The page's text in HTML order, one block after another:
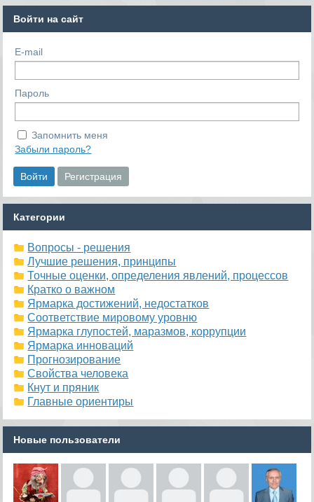
Войти на сайт
E-mail
Пароль
Запомнить меня
Забыли пароль?
Категории
Вопросы - решения
Лучшие решения, принципы
Точные оценки, определения явлений, процессов
Кратко о важном
Ярмарка достижений, недостатков
Соответствие мировому уровню
Ярмарка глупостей, маразмов, коррупции
Ярмарка инноваций
Прогнозирование
Свойства человека
Кнут и пряник
Главные ориентиры
Новые пользователи